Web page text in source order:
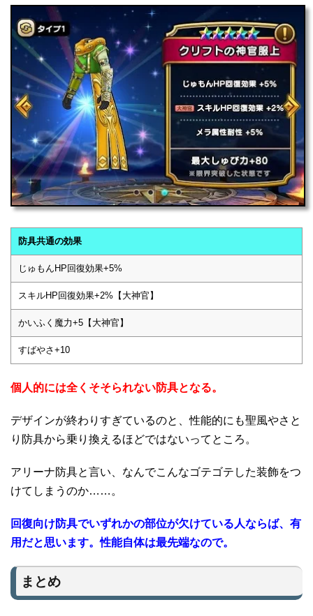
防具共通の効果
じゅもんHP回復効果+5%
スキルHP回復効果+2%【大神官】
かいふく魔力+5【大神官】
すばやさ+10
個人的には全くそそられない防具となる。
デザインが終わりすぎているのと、性能的にも聖風やさと
り防具から乗り換えるほどではないってところ。
アリーナ防具と言い、なんでこんなゴテゴテした装飾をつ
けてしまうのか……。
回復向け防具でいずれかの部位が欠けている人ならば、有
用だと思います。性能自体は最先端なので。
まとめ